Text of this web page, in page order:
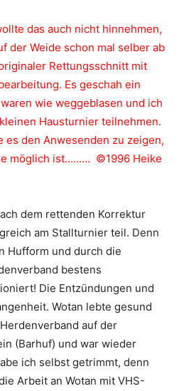
das auch nicht hinnehmen,
der Weide schon mal selber ab
Rettungsschnitt mit
Es geschah ein
wie weggeblasen und ich
Hausturnier teilnehmen.
es den Anwesenden zu zeigen,
möglich ist……… ©1996 Heike
dem rettenden Korrektur
am Stallturnier teil. Denn
Hufform und durch die
bestens
Die Entzündungen und
Wotan lebte gesund
auf der
(Barhuf) und war wieder
ich selbst getrimmt, denn
Arbeit an Wotan mit VHS-